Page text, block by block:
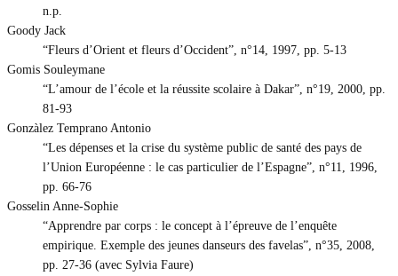
n.p.
Goody Jack
“Fleurs d’Orient et fleurs d’Occident”, n°14, 1997, pp. 5-13
Gomis Souleymane
“L’amour de l’école et la réussite scolaire à Dakar”, n°19, 2000, pp.
81-93
Gonzàlez Temprano Antonio
“Les dépenses et la crise du système public de santé des pays de
l’Union Européenne : le cas particulier de l’Espagne”, n°11, 1996,
pp. 66-76
Gosselin Anne-Sophie
“Apprendre par corps : le concept à l’épreuve de l’enquête
empirique. Exemple des jeunes danseurs des favelas”, n°35, 2008,
pp. 27-36 (avec Sylvia Faure)